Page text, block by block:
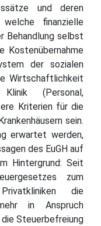
und deren
welche finanzielle
Behandlung selbst
Kostenübernahme
der sozialen
Wirtschaftlichkeit
(Personal,
Kriterien für die
sein.
erwartet werden,
des EuGH auf
Hintergrund: Seit
zum
die
in Anspruch
Steuerbefreiung